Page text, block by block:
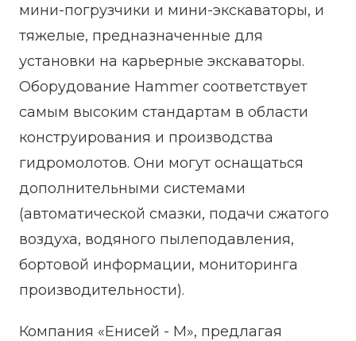
мини-погрузчики и мини-экскаваторы, и
тяжелые, предназначенные для
установки на карьерные экскаваторы.
Оборудование Hammer соответствует
самым высоким стандартам в области
конструирования и производства
гидромолотов. Они могут оснащаться
дополнительными системами
(автоматической смазки, подачи сжатого
воздуха, водяного пылеподавления,
бортовой информации, мониторинга
производительности).
Компания «Енисей - М», предлагая